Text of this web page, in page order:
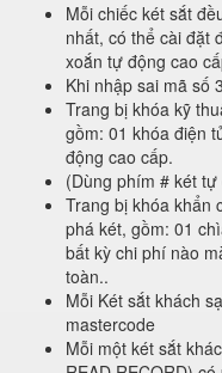
Mỗi chiếc két sắt
nhất, có thể cài đặt
xoắn tự động cao
Khi nhập sai mã số
Trang bị khóa kỹ
gồm: 01 khóa điện
động cao cấp.
(Dùng phím # két
Trang bị khóa khẩn
phá két, gồm: 01
bất kỳ chi phí nào
toàn..
Mỗi Két sắt khách
mastercode
Mỗi một két sắt